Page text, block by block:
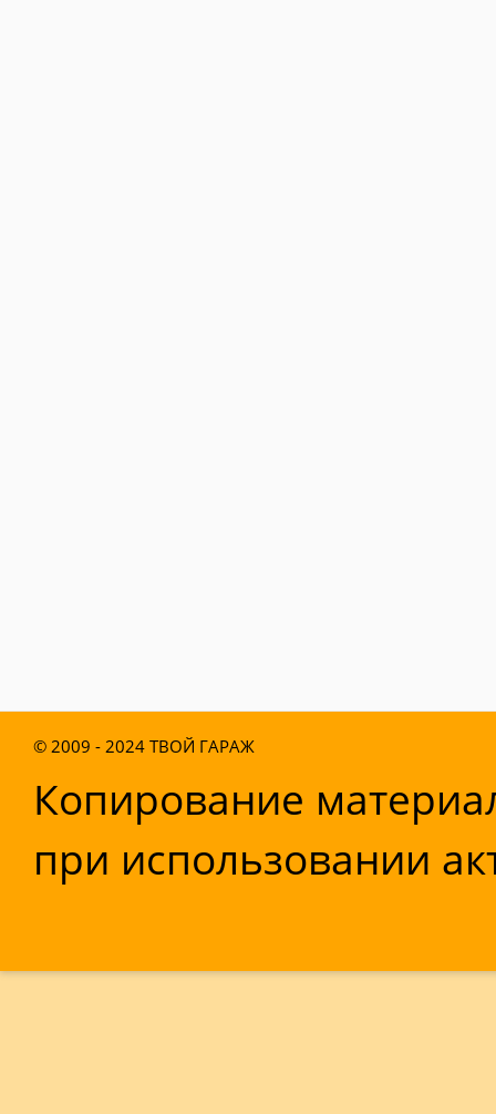
© 2009 - 2024 ТВОЙ ГАРАЖ
Копирование
при использовании